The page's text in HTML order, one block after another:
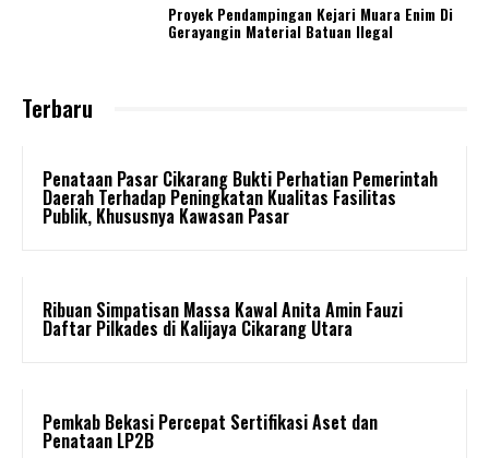
Proyek Pendampingan Kejari Muara Enim Di
Gerayangin Material Batuan Ilegal
Terbaru
Penataan Pasar Cikarang Bukti Perhatian Pemerintah
Daerah Terhadap Peningkatan Kualitas Fasilitas
Publik, Khususnya Kawasan Pasar
Ribuan Simpatisan Massa Kawal Anita Amin Fauzi
Daftar Pilkades di Kalijaya Cikarang Utara
Pemkab Bekasi Percepat Sertifikasi Aset dan
Penataan LP2B